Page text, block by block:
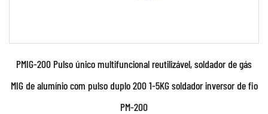
PMIG-200 Pulso único multifuncional reutilizável, soldador de gás
MIG de alumínio com pulso duplo 200 1-5KG soldador inversor de fio
PM-200